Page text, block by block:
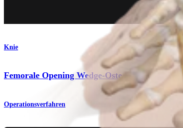
Knie
Femorale Opening Wedge-Osteotomie
Operationsverfahren